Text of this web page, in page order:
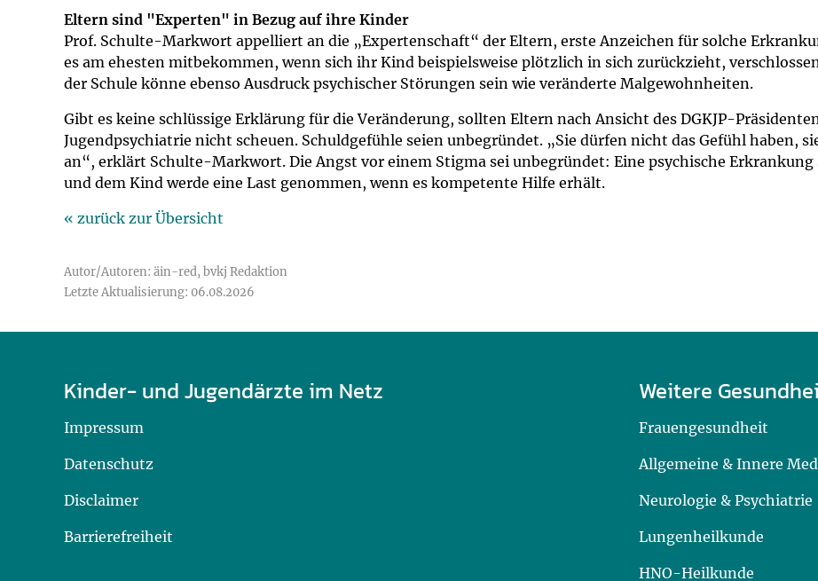
U0-Vorsorge
Eltern sind "Experten" in Bezug auf ihre Kinder
Prof. Schulte-Markwort appelliert an die „Expertenschaft“ der Eltern, erste Anzeichen für solche
es am ehesten mitbekommen, wenn sich ihr Kind beispielsweise plötzlich in sich zurückzieht,
der Schule könne ebenso Ausdruck psychischer Störungen sein wie veränderte Malgewohnheiten.
Gibt es keine schlüssige Erklärung für die Veränderung, sollten Eltern nach Ansicht des DGKJP-
Jugendpsychiatrie nicht scheuen. Schuldgefühle seien unbegründet. „Sie dürfen nicht das Gefühl haben,
an“, erklärt Schulte-Markwort. Die Angst vor einem Stigma sei unbegründet: Eine psychische
und dem Kind werde eine Last genommen, wenn es kompetente Hilfe erhält.
« zurück zur Übersicht
Autor/Autoren: äin-red, bvkj Redaktion
Letzte Aktualisierung: 06.08.2026
Kinder- und Jugendärzte im Netz
Impressum
Datenschutz
Disclaimer
Barrierefreiheit
Weitere
Frauengesundheit
Allgemeine & Innere
Neurologie & Psychiatrie
Lungenheilkunde
HNO-Heilkunde